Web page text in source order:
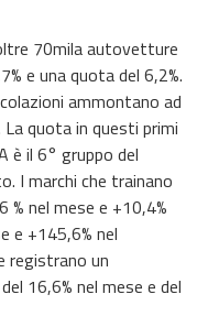
70mila autovetture
e una quota del 6,2%.
ammontano ad
quota in questi primi
è il 6° gruppo del
I marchi che trainano
nel mese e +10,4%
e +145,6% nel
registrano un
16,6% nel mese e del